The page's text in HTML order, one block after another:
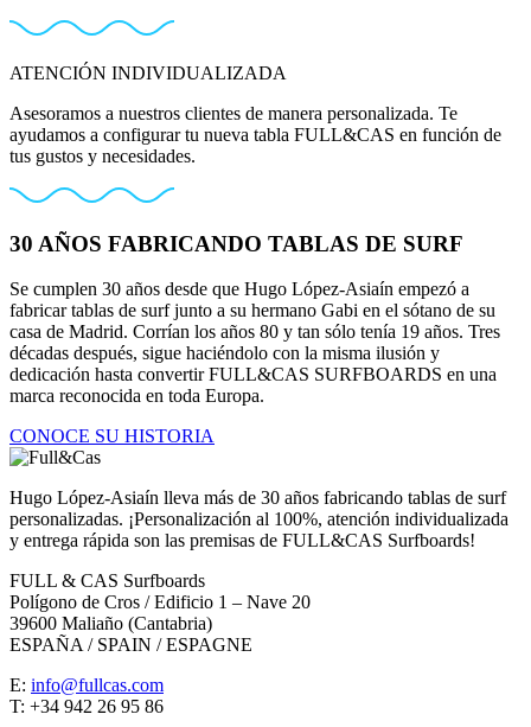
ATENCIÓN INDIVIDUALIZADA
Asesoramos a nuestros clientes de manera personalizada. Te
ayudamos a configurar tu nueva tabla FULL&CAS en función de
tus gustos y necesidades.
30 AÑOS FABRICANDO TABLAS DE SURF
Se cumplen 30 años desde que Hugo López-Asiaín empezó a
fabricar tablas de surf junto a su hermano Gabi en el sótano de su
casa de Madrid. Corrían los años 80 y tan sólo tenía 19 años. Tres
décadas después, sigue haciéndolo con la misma ilusión y
dedicación hasta convertir FULL&CAS SURFBOARDS en una
marca reconocida en toda Europa.
CONOCE SU HISTORIA
Hugo López-Asiaín lleva más de 30 años fabricando tablas de surf
personalizadas. ¡Personalización al 100%, atención individualizada
y entrega rápida son las premisas de FULL&CAS Surfboards!
FULL & CAS Surfboards
Polígono de Cros / Edificio 1 – Nave 20
39600 Maliaño (Cantabria)
ESPAÑA / SPAIN / ESPAGNE
E: info@fullcas.com
T: +34 942 26 95 86